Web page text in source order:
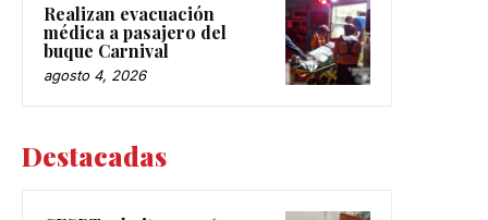
Realizan evacuación
médica a pasajero del
buque Carnival
agosto 4, 2026
Destacadas